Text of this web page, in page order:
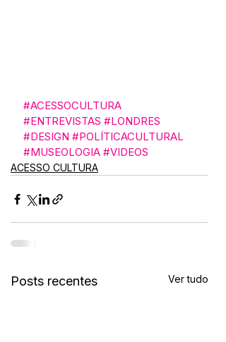
#ACESSOCULTURA
#ENTREVISTAS #LONDRES
#DESIGN #POLÍTICACULTURAL
#MUSEOLOGIA #VIDEOS
ACESSO CULTURA
Posts recentes Ver tudo